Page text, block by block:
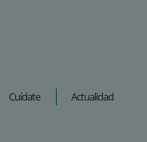
Cuídate Actualidad